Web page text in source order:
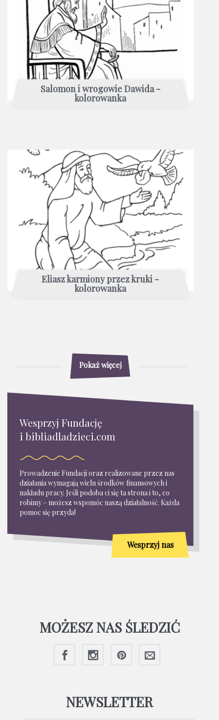
Salomon i wrogowie Dawida -
kolorowanka
Eliasz karmiony przez kruki -
kolorowanka
Pokaż więcej
Wesprzyj Fundację
i bibliadladzieci.com
Prowadzenie Fundacji oraz realizowane przez nas
działania wymagają wielu środków finansowych i
nakładu pracy. Jeśli podoba ci się ta strona i to, co
robimy – możesz wspomóc naszą działalność. Każda
pomoc się przyda!
Wesprzyj nas
MOŻESZ NAS ŚLEDZIĆ
NEWSLETTER